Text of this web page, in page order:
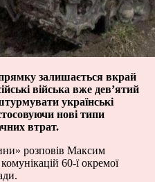
залишається вкрай
війська вже дев’ятий
українські
нові типи
втрат.
розповів Максим
60-ї окремої